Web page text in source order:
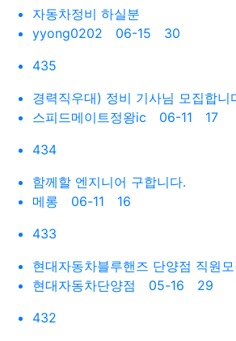
자동차정비 하실분
yyong0202 06-15 30
435
경력직우대) 정비 기사님 모집합니
스피드메이트정왕ic 06-11 17
434
함께할 엔지니어 구합니다.
메롱 06-11 16
433
현대자동차블루핸즈 단양점 직원모
현대자동차단양점 05-16 29
432